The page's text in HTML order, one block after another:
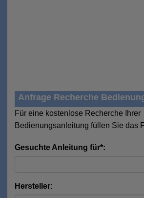
Anfrage Recherche
Für eine kostenlose Recherche Ihrer
Bedienungsanleitung füllen Sie das
Gesuchte Anleitung für*:
Hersteller: